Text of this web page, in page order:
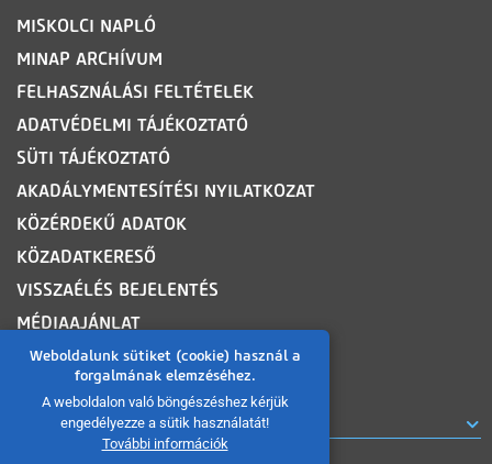
Weboldalunk sütiket (cookie) használ a
forgalmának elemzéséhez.
A weboldalon való böngészéshez kérjük
engedélyezze a sütik használatát!
További információk
MISKOLCI NAPLÓ
MINAP ARCHÍVUM
FELHASZNÁLÁSI FELTÉTELEK
ADATVÉDELMI TÁJÉKOZTATÓ
SÜTI TÁJÉKOZTATÓ
AKADÁLYMENTESÍTÉSI NYILATKOZAT
KÖZÉRDEKŰ ADATOK
KÖZADATKERESŐ
VISSZAÉLÉS BEJELENTÉS
MÉDIAAJÁNLAT
OLDALTÉRKÉP
ROVATOK